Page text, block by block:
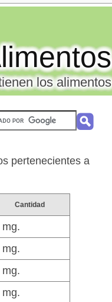
los alimentos
pertenecientes a
Cantidad
mg.
mg.
mg.
mg.